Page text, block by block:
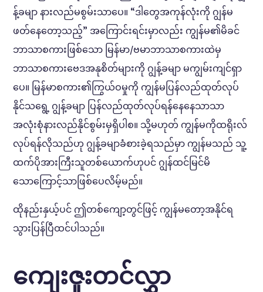
န့်ခမျာ နားလည်မစွမ်းသာပေ။ “ဒါတွေအကုန်လုံးကို ဂျွန်မ
ဖတ်နေတော့သည့်” အကြောင်းရင်းမှာလည်း ကျွန်မ၏မိခင်
ဘာသာစကားဖြစ်သော မြန်မာ/ဗမာဘာသာစကားထဲမှ
ဘာသာစကားဗေဒအနုစိတ်များကို ဂျွန့်ခမျာ မကျွမ်းကျင်ရှာ
ပေ။ မြန်မာစကား၏ကြွယ်ဝမှုကို ကျွန်မပြန်လည်ထုတ်လုပ်
နိုင်သရွေ့ ဂျွန့်ခမျာ ပြန်လည်ထုတ်လုပ်ရန်နေနေသာသာ
အလုံးစုံနားလည်နိုင်စွမ်းမှရှိပါစ။ သို့မဟုတ် ကျွန်မကိုထရိုးလ်
လုပ်ရန်လိုသည်ဟု ဂျွန့်ခမျာခံစားခဲ့ရသည်မှာ ကျွန်မသည် သူ့
ထက်ပိုအားကြီးသူတစ်ယောက်ဟုပင် ဂျွန်ထင်မြင်မိ
သောကြောင့်သာဖြစ်ပေလိမ့်မည်။
ထိုနည်းနှယ့်ပင် ဤတစ်ကျော့တွင်ဖြင့် ကျွန်မတော့အနိုင်ရ
သွားပြန်ပြီထင်ပါသည်။
ကျေးဇူးတင်လွှာ